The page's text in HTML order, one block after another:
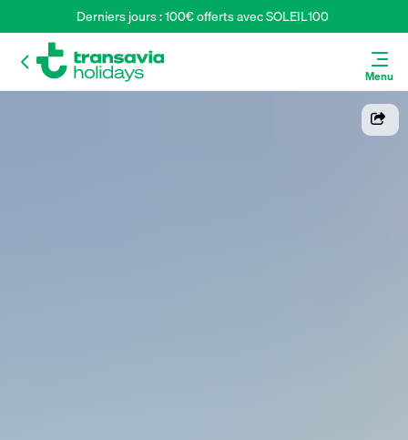
Derniers jours : 100€ offerts avec SOLEIL100
Menu